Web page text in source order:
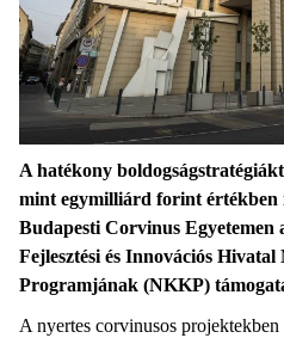
A hatékony
mint egymilliárd forint értékben
Budapesti Corvinus Egyetemen
Fejlesztési és Innovációs
Programjának (NKKP)
A nyertes corvinusos